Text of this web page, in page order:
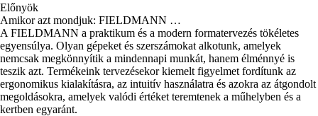
Előnyök
Amikor azt mondjuk: FIELDMANN …
A FIELDMANN a praktikum és a modern formatervezés tökéletes
egyensúlya. Olyan gépeket és szerszámokat alkotunk, amelyek
nemcsak megkönnyítik a mindennapi munkát, hanem élménnyé is
teszik azt. Termékeink tervezésekor kiemelt figyelmet fordítunk az
ergonomikus kialakításra, az intuitív használatra és azokra az átgondolt
megoldásokra, amelyek valódi értéket teremtenek a műhelyben és a
kertben egyaránt.